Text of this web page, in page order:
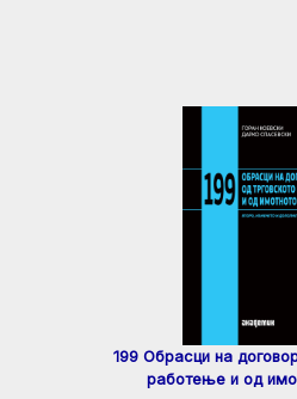
199 Обрасци на
работење и од